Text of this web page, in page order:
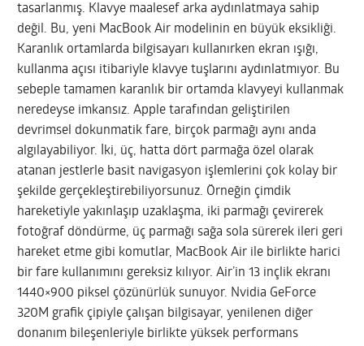
tasarlanmış. Klavye maalesef arka aydınlatmaya sahip
değil. Bu, yeni MacBook Air modelinin en büyük eksikliği.
Karanlık ortamlarda bilgisayarı kullanırken ekran ışığı,
kullanma açısı itibariyle klavye tuşlarını aydınlatmıyor. Bu
sebeple tamamen karanlık bir ortamda klavyeyi kullanmak
neredeyse imkansız. Apple tarafından geliştirilen
devrimsel dokunmatik fare, birçok parmağı aynı anda
algılayabiliyor. İki, üç, hatta dört parmağa özel olarak
atanan jestlerle basit navigasyon işlemlerini çok kolay bir
şekilde gerçekleştirebiliyorsunuz. Örneğin çimdik
hareketiyle yakınlaşıp uzaklaşma, iki parmağı çevirerek
fotoğraf döndürme, üç parmağı sağa sola sürerek ileri geri
hareket etme gibi komutlar, MacBook Air ile birlikte harici
bir fare kullanımını gereksiz kılıyor. Air’in 13 inçlik ekranı
1440×900 piksel çözünürlük sunuyor. Nvidia GeForce
320M grafik çipiyle çalışan bilgisayar, yenilenen diğer
donanım bileşenleriyle birlikte yüksek performans